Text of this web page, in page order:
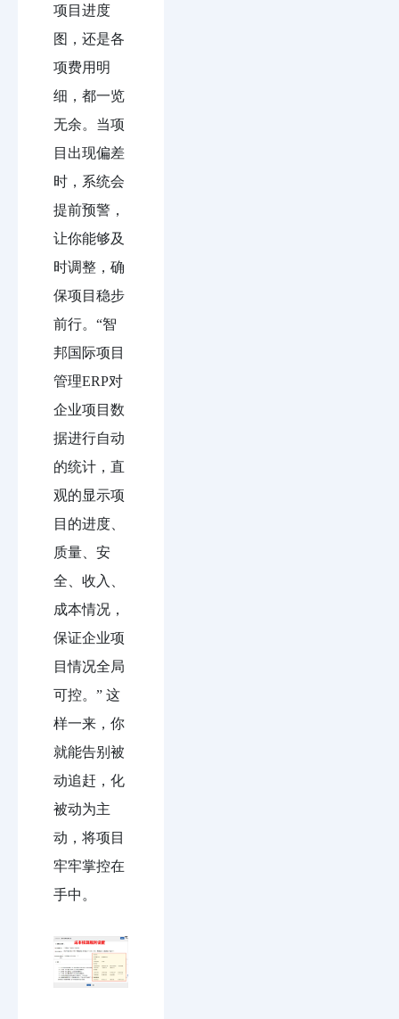
项目进度
图，还是各
项费用明
细，都一览
无余。当项
目出现偏差
时，系统会
提前预警，
让你能够及
时调整，确
保项目稳步
前行。“智
邦国际项目
管理ERP对
企业项目数
据进行自动
的统计，直
观的显示项
目的进度、
质量、安
全、收入、
成本情况，
保证企业项
目情况全局
可控。” 这
样一来，你
就能告别被
动追赶，化
被动为主
动，将项目
牢牢掌控在
手中。